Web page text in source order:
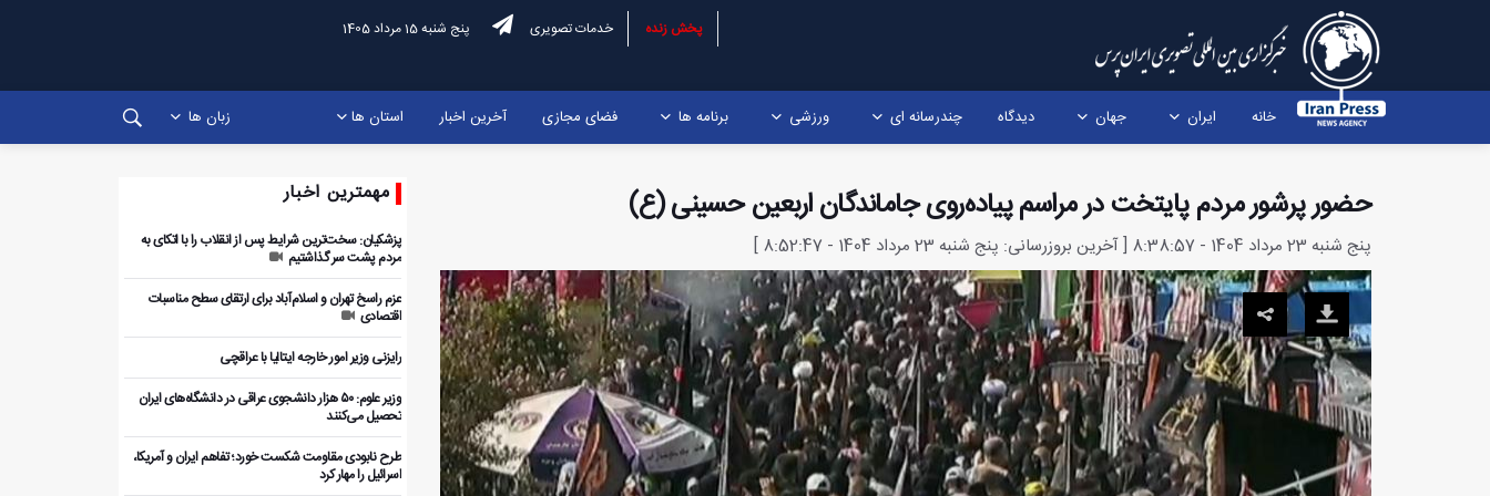
پخش زنده خدمات تصویری پنج شنبه 15 مرداد 1405
خانه ایران جهان دیدگاه چندرسانه ای ورزشی برنامه ها فضای مجازی آخرین اخبار استان ها زبان ها
حضور پرشور مردم پایتخت در مراسم پیاده‌روی جاماندگان اربعین حسینی (ع)
پنج شنبه 23 مرداد 1404 - 8:38:57 [ آخرین بروزرسانی: پنج شنبه 23 مرداد 1404 - 8:52:47 ]
مهمترین اخبار
پزشکیان: سخت‌ترین شرایط پس از انقلاب را با اتکای به
مردم پشت سر گذاشتیم
عزم راسخ تهران و اسلام‌آباد برای ارتقای سطح مناسبات
اقتصادی
رایزنی وزیر امور خارجه ایتالیا با عراقچی
وزیر علوم: ۵۰ هزار دانشجوی عراقی در دانشگاه‌های ایران
تحصیل می‌کنند
طرح نابودی مقاومت شکست خورد؛ تفاهم ایران و آمریکا،
اسرائیل را مهار کرد